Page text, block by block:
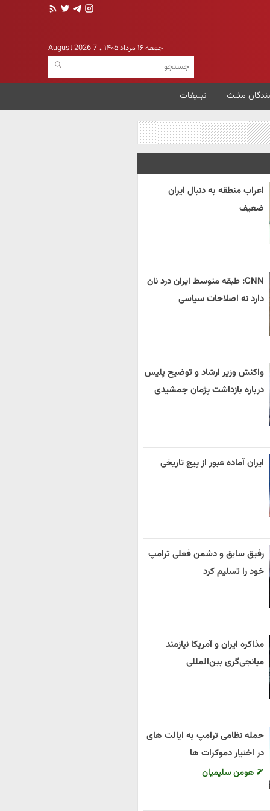
جمعه ۱۶ مرداد ۱۴۰۵ 7 August 2026
مثلث تبلیغات
اعراب منطقه به دنبال ایران
ضعیف
CNN: طبقه متوسط ایران درد نان
دارد نه اصلاحات سیاسی
واکنش وزیر ارشاد و توضیح پلیس
درباره بازداشت پژمان جمشیدی
ایران آماده عبور از پیچ تاریخی
رفیق سابق و دشمن فعلی ترامپ
خود را تسلیم کرد
مذاکره ایران و آمریکا نیازمند
میانجی‌گری بین‌المللی
حمله نظامی ترامپ به ایالت های
در اختیار دموکرات ها
هومن سلیمیان